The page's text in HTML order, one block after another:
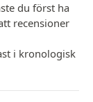
du först ha
recensioner
i kronologisk